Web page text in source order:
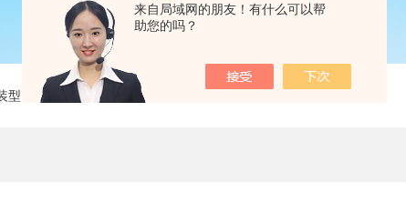
来自局域网的朋友！有什么可以帮
助您的吗？
HF-300K数显推拉力计